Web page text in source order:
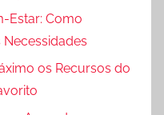
Estar: Como
os Recursos do